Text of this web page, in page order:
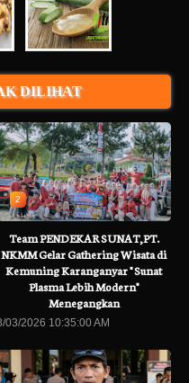
DILIHAT
2
Team PENDEKAR SUNAT,PT.
NKMM Gelar Gathering Wisata di
Kemuning Karanganyar " Sunat
Plasma Lebih Modern"
Menegangkan
03/2026 10:35:00 AM